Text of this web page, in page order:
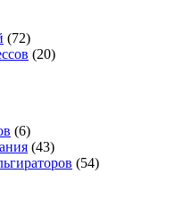
(72)
(20)
(6)
(43)
(54)